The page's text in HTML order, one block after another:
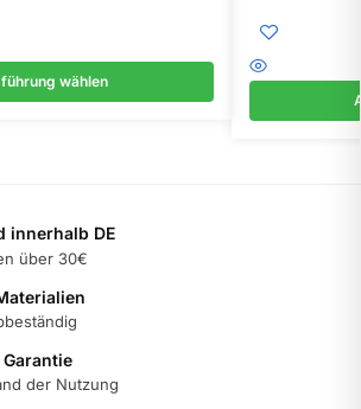
wählen
innerhalb DE
über 30€
der Nutzung